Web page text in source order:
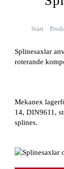
Start
Splinesaxlar
roterande
Mekanex
14, DIN9611,
splines.